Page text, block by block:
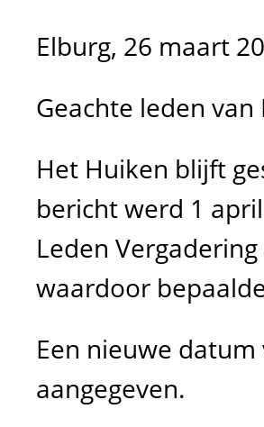
Elburg, 26 maart
Geachte leden van
Het Huiken blijft
bericht werd 1
Leden
waardoor
Een nieuwe
aangegeven.